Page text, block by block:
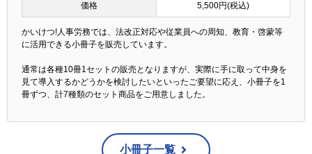
価格 5,500円(税込)
かいけつ!人事労務では、法改正対応や従業員への周知、教育・啓蒙等
に活用できる小冊子を販売しています。
通常は各種10冊1セットの販売となりますが、実際に手に取って中身を
見て導入するかどうかを検討したいといったご要望に応え、小冊子を1
冊ずつ、計7種類のセット商品をご用意しました。
小冊子一覧